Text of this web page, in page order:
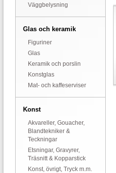
Väggbelysning
Glas och keramik
Figuriner
Glas
Keramik och porslin
Konstglas
Mat- och kaffeserviser
Konst
Akvareller, Gouacher,
Blandtekniker &
Teckningar
Etsningar, Gravyrer,
Träsnitt & Kopparstick
Konst, övrigt, Tryck m.m.